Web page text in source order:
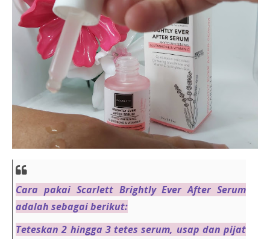
Cara pakai Scarlett Brightly Ever After Serum
adalah sebagai berikut:
Teteskan 2 hingga 3 tetes serum, usap dan pijat